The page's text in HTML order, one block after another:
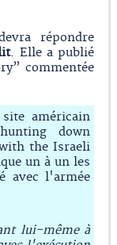
répondre
. Elle a publié
commentée
américain
down
the Israeli
un à un les
avec l'armée
lui-même à